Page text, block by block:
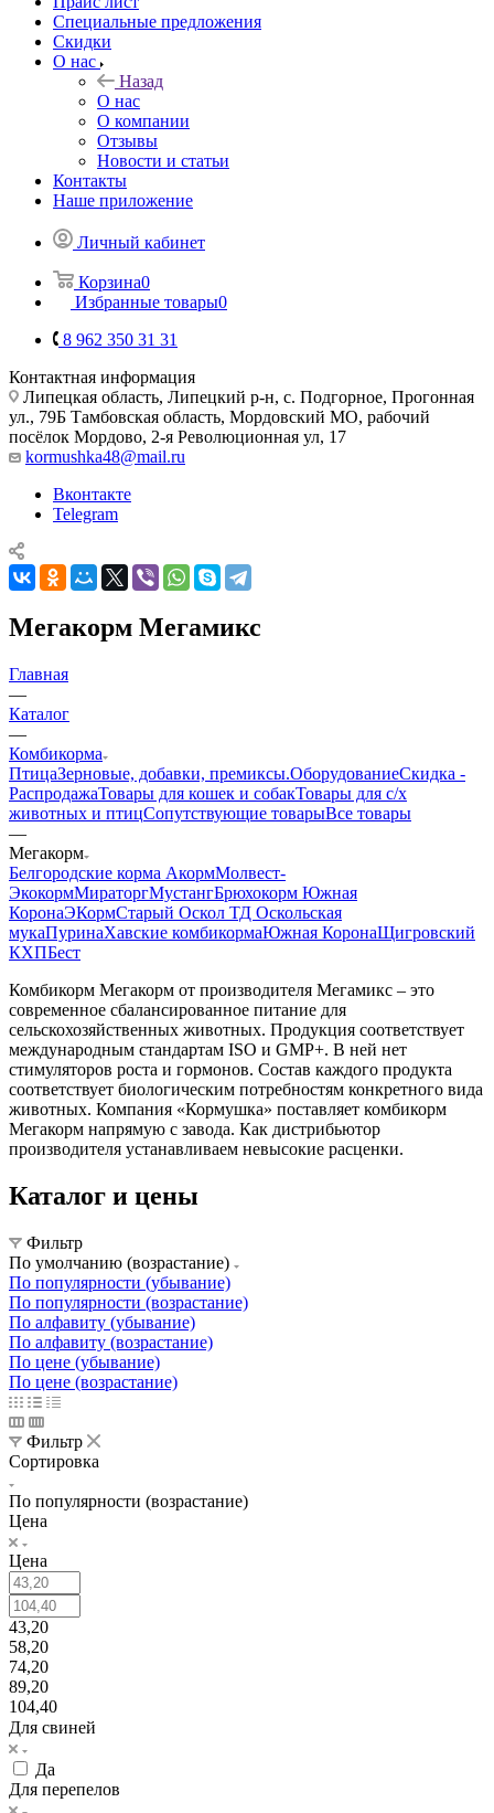
Специальные предложения
Скидки
О нас
Назад
О нас
О компании
Отзывы
Новости и статьи
Контакты
Наше приложение
Личный кабинет
Корзина0
Избранные товары0
8 962 350 31 31
Контактная информация
Липецкая область, Липецкий р-н, с. Подгорное, Прогонная
ул., 79Б Тамбовская область, Мордовский МО, рабочий
посёлок Мордово, 2-я Революционная ул, 17
kormushka48@mail.ru
Вконтакте
Telegram
Мегакорм Мегамикс
Главная
—
Каталог
—
Комбикорма
ПтицаЗерновые, добавки, премиксы.ОборудованиеСкидка -
РаспродажаТовары для кошек и собакТовары для с/х
животных и птицСопутствующие товарыВсе товары
—
Мегакорм
Белгородские корма АкормМолвест-
ЭкокормМираторгМустангБрюхокорм Южная
КоронаЭКормСтарый Оскол ТД Оскольская
мукаПуринаХавские комбикормаЮжная КоронаЩигровский
КХПБест
Комбикорм Мегакорм от производителя Мегамикс – это
современное сбалансированное питание для
сельскохозяйственных животных. Продукция соответствует
международным стандартам ISO и GMP+. В ней нет
стимуляторов роста и гормонов. Состав каждого продукта
соответствует биологическим потребностям конкретного вида
животных. Компания «Кормушка» поставляет комбикорм
Мегакорм напрямую с завода. Как дистрибьютор
производителя устанавливаем невысокие расценки.
Каталог и цены
Фильтр
По умолчанию (возрастание)
По популярности (убывание)
По популярности (возрастание)
По алфавиту (убывание)
По алфавиту (возрастание)
По цене (убывание)
По цене (возрастание)
Фильтр
Сортировка
По популярности (возрастание)
Цена
Цена
43,20
58,20
74,20
89,20
104,40
Для свиней
Да
Для перепелов